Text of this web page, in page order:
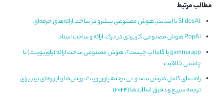
مطالب مرتبط
SlidesAI یا اسلایدز، هوش مصنوعی پیشرو در ساخت ارائه‌های حرفه‌ای
PopAi هوش مصنوعی کاربردی در درک، ارائه و ساخت اسناد
gamma app یا گاما اپ چیست؟، هوش مصنوعی ساخت ارائه (پاورپوینت) با
چاشنی خلاقیت
راهنمای کامل هوش مصنوعی ترجمه پاورپوینت: روش‌ها و ابزارهای برتر برای
ترجمه سریع و دقیق اسلایدها (2024)